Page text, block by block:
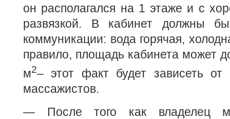
он располагался на 1 этаже и с
развязкой. В кабинет должны
коммуникации: вода горячая,
правило, площадь кабинета может
м2– этот факт будет зависеть
массажистов.
— После того как владелец